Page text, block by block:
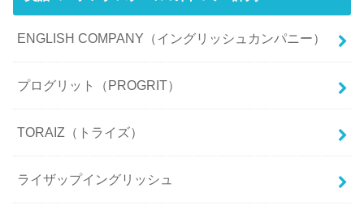
ENGLISH COMPANY（イングリッシュカンパニー）
プログリット（PROGRIT）
TORAIZ（トライズ）
ライザップイングリッシュ